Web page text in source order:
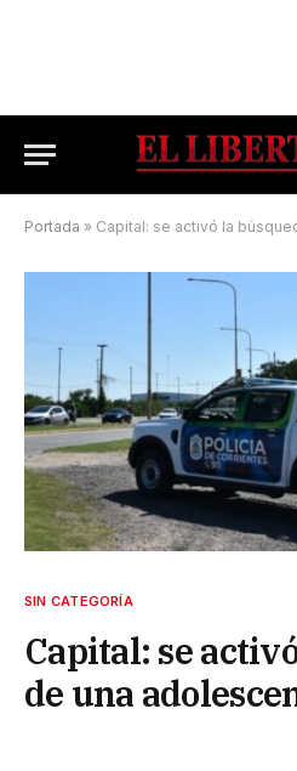
Portada » Capital: se activó la
SIN CATEGORÍA
Capital: se
de una